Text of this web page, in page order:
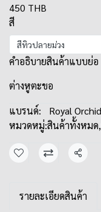
450 THB
สี
สีทิวปลายม่วง
คำอธิบายสินค้าแบบย่อ
ต่างหูตะขอ
แบรนด์:
Royal
หมวดหมู่:สินค้าทั้งหมด,
แชร์
รายละเอียดสินค้า